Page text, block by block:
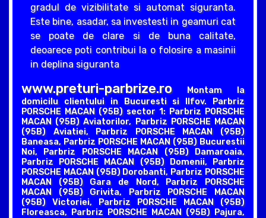
gradul de vizibilitate si automat siguranta.
Este bine, asadar, sa investesti in geamuri cat
se poate de clare si de buna calitate,
deoarece poti contribui la o folosire a masinii
in deplina siguranta
www.preturi-parbrize.roMontam la
domicilu clientului in Bucuresti si Ilfov. Parbriz
PORSCHE MACAN (95B) sector 1: Parbriz PORSCHE
MACAN (95B) Aviatorilor, Parbriz PORSCHE MACAN
(95B) Aviatiei, Parbriz PORSCHE MACAN (95B)
Baneasa, Parbriz PORSCHE MACAN (95B) Bucurestii
Noi, Parbriz PORSCHE MACAN (95B) Damaroaia,
Parbriz PORSCHE MACAN (95B) Domenii, Parbriz
PORSCHE MACAN (95B) Dorobanti, Parbriz PORSCHE
MACAN (95B) Gara de Nord, Parbriz PORSCHE
MACAN (95B) Grivita, Parbriz PORSCHE MACAN
(95B) Victoriei, Parbriz PORSCHE MACAN (95B)
Floreasca, Parbriz PORSCHE MACAN (95B) Pajura,